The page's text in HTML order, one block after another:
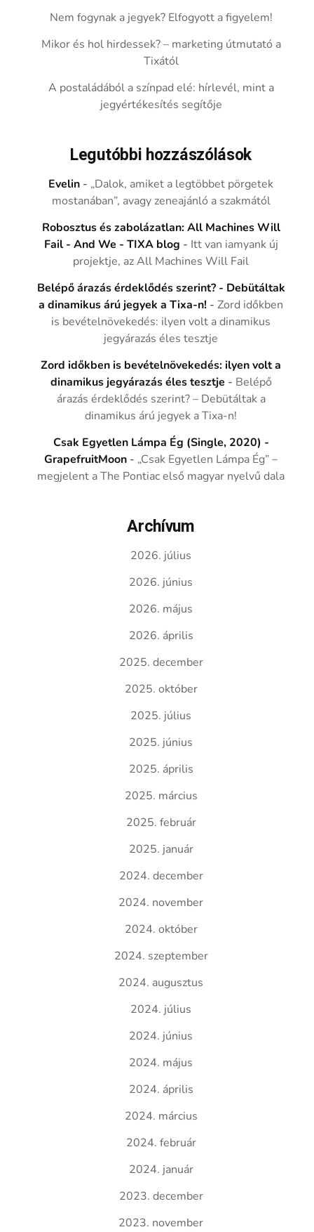
Nem fogynak a jegyek? Elfogyott a figyelem!
Mikor és hol hirdessek? – marketing útmutató a
Tixától
A postaládából a színpad elé: hírlevél, mint a
jegyértékesítés segítője
Legutóbbi hozzászólások
Evelin - „Dalok, amiket a legtöbbet pörgetek
mostanában”, avagy zeneajánló a szakmától
Robosztus és zabolázatlan: All Machines Will
Fail - And We - TIXA blog - Itt van iamyank új
projektje, az All Machines Will Fail
Belépő árazás érdeklődés szerint? - Debütáltak
a dinamikus árú jegyek a Tixa-n! -Zord időkben
is bevételnövekedés: ilyen volt a dinamikus
jegyárazás éles tesztje
Zord időkben is bevételnövekedés: ilyen volt a
dinamikus jegyárazás éles tesztje - Belépő
árazás érdeklődés szerint? – Debütáltak a
dinamikus árú jegyek a Tixa-n!
Csak Egyetlen Lámpa Ég (Single, 2020) -
GrapefruitMoon - „Csak Egyetlen Lámpa Ég” –
megjelent a The Pontiac első magyar nyelvű dala
Archívum
2026. július
2026. június
2026. május
2026. április
2025. december
2025. október
2025. július
2025. június
2025. április
2025. március
2025. február
2025. január
2024. december
2024. november
2024. október
2024. szeptember
2024. augusztus
2024. július
2024. június
2024. május
2024. április
2024. március
2024. február
2024. január
2023. december
2023. november